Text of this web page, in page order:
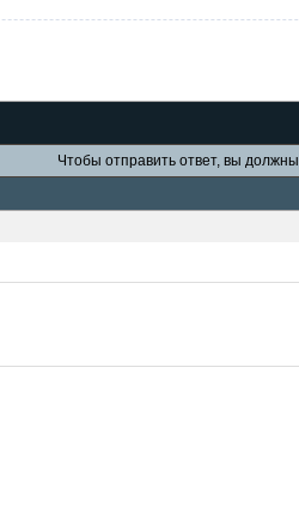
Чтобы отправить ответ, вы должны